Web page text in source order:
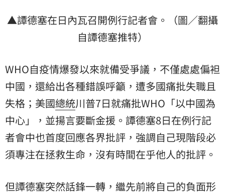
▲譚德塞在日內瓦召開例行記者會。（圖／翻攝
自譚德塞推特）
WHO自疫情爆發以來就備受爭議，不僅處處偏袒
中國，還給出各種錯誤呼籲，遭多國痛批失職且
失格；美國總統川普7日就痛批WHO「以中國為
中心」，並揚言要斷金援。譚德塞8日在例行記
者會中也首度回應各界批評，強調自己現階段必
須專注在拯救生命，沒有時間在乎他人的批評。
但譚德塞突然話鋒一轉，繼先前將自己的負面形